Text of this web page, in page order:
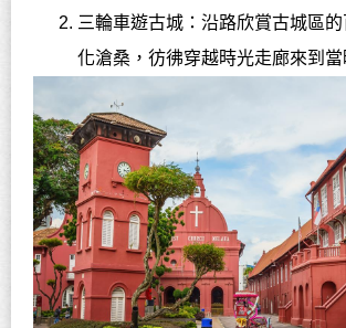
三輪車遊古城：沿路欣賞古城區
化滄桑，彷彿穿越時光走廊來到當